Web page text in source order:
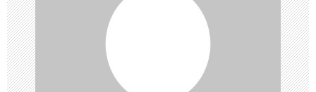
d
e